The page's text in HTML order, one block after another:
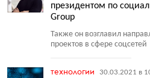
президентом по
Group
Также он возглавил
проектов в сфере соцсетей
технологии 30.03.2021 в